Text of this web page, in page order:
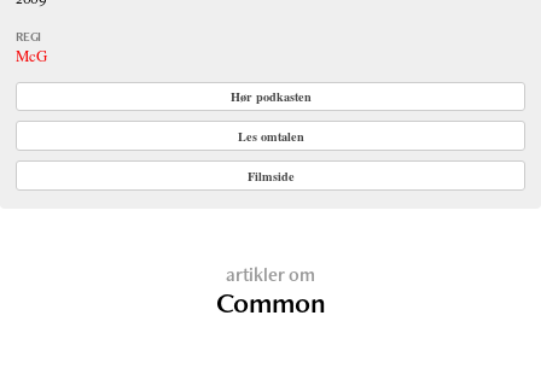
REGI
McG
Hør podkasten
Les omtalen
Filmside
artikler om
Common